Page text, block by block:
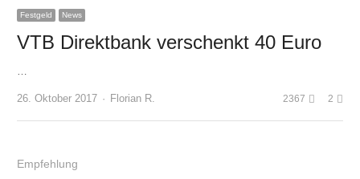
Festgeld News
VTB Direktbank verschenkt 40 Euro
…
26. Oktober 2017 Author
Florian R. 2367 2
Empfehlung